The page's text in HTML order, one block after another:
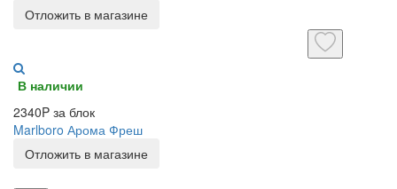
Отложить в магазине
В наличии
2340P за блок
Marlboro Арома Фреш
Отложить в магазине